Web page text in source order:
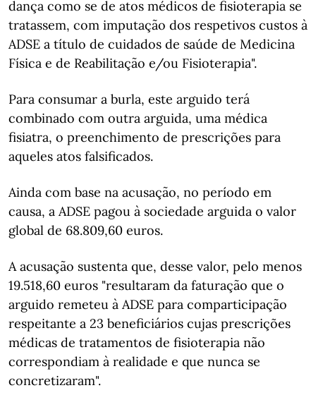
dança como se de atos médicos de fisioterapia se
tratassem, com imputação dos respetivos custos à
ADSE a título de cuidados de saúde de Medicina
Física e de Reabilitação e/ou Fisioterapia".
Para consumar a burla, este arguido terá
combinado com outra arguida, uma médica
fisiatra, o preenchimento de prescrições para
aqueles atos falsificados.
Ainda com base na acusação, no período em
causa, a ADSE pagou à sociedade arguida o valor
global de 68.809,60 euros.
A acusação sustenta que, desse valor, pelo menos
19.518,60 euros "resultaram da faturação que o
arguido remeteu à ADSE para comparticipação
respeitante a 23 beneficiários cujas prescrições
médicas de tratamentos de fisioterapia não
correspondiam à realidade e que nunca se
concretizaram".